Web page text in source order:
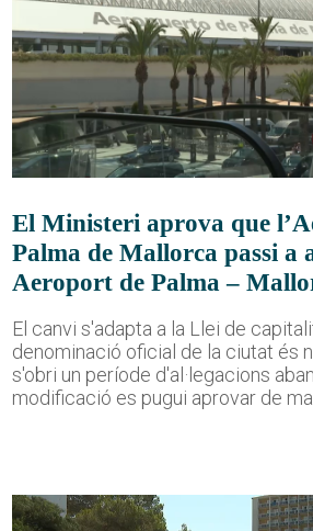
El Ministeri aprova que
Palma de Mallorca passi a
Aeroport de Palma –
El canvi s'adapta a la Llei de
denominació oficial de la ciutat és
s'obri un període d'al·legacions
modificació es pugui aprovar de